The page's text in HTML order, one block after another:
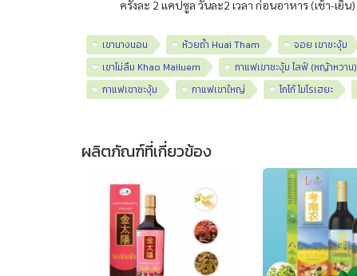
ครั้งละ 2 แคปซูล วันละ2 เวลา ก่อนอาหาร (เช้า-เย็น)
เขานางนอน ห้วยถ้ำ Huai Tham จอย เขาชะงุ้ม
เขาไม่ลืม Khao Mailuem
กาแฟเขาชะงุ้ม ไลฟ์ (หญ้าหวาน)
กาแฟเขาชะงุ้ม
กาแฟเขาใหญ่ โกโก้ โมโรเฮยะ
ผลิตภัณฑ์ที่เกี่ยวข้อง